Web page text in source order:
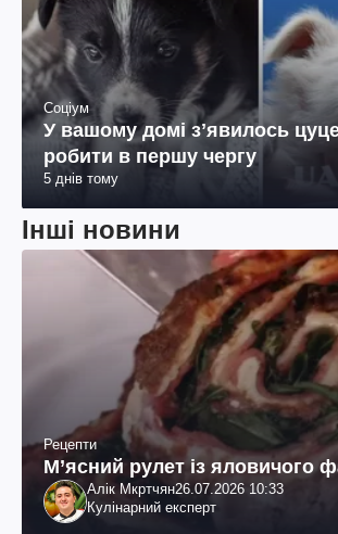
Соціум
У вашому домі зʼявилось
робити в першу чергу
5 днів тому
Інші новини
Рецепти
М’ясний рулет із яловичого
Алік Мкртчян26.07.2026 10:33
Кулінарний експерт